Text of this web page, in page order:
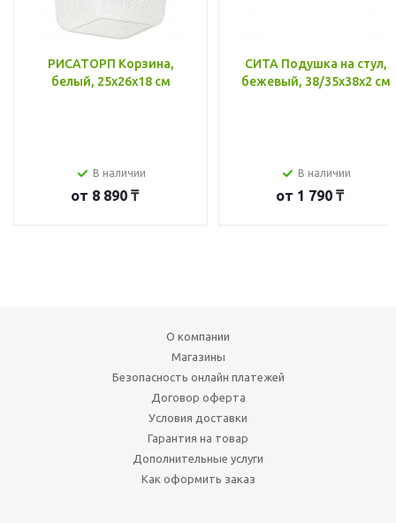
РИСАТОРП Корзина,
белый, 25x26x18 см
В наличии
от 8 890 ₸
СИТА Подушка на стул,
бежевый, 38/35x38x2 см
В наличии
от 1 790 ₸
О компании
Магазины
Безопасность онлайн платежей
Договор оферта
Условия доставки
Гарантия на товар
Дополнительные услуги
Как оформить заказ